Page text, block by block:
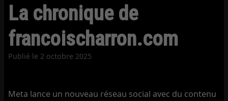
La chronique de
francoischarron.com
Publié le 2 octobre 2025
Meta lance un nouveau réseau social avec du contenu